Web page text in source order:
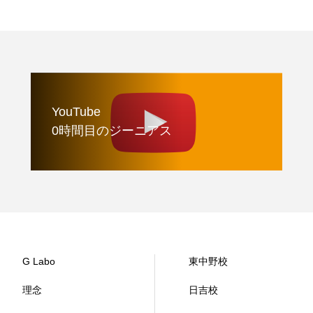
YouTube
0時間目のジーニアス
G Labo
理念
東中野校
日吉校